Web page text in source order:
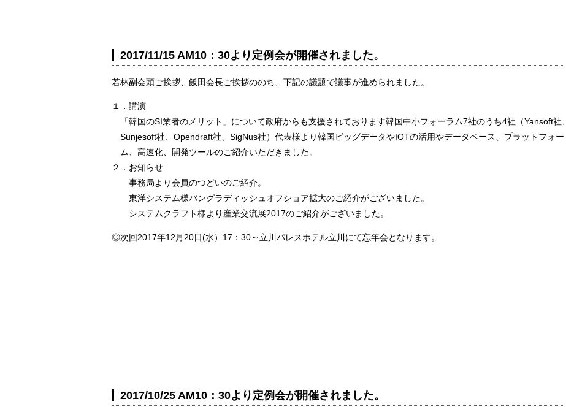
2017/11/15 AM10：30より定例会が開催されました。
若林副会頭ご挨拶、飯田会長ご挨拶ののち、下記の議題で議事が進められました。
１．講演
「韓国のSI業者のメリット」について政府からも支援されております韓国中小フォーラム7社のうち4社（Yansoft社、
Sunjesoft社、Opendraft社、SigNus社）代表様より韓国ビッグデータやIOTの活用やデータベース、プラットフォー
ム、高速化、開発ツールのご紹介いただきました。
２．お知らせ
事務局より会員のつどいのご紹介。
東洋システム様バングラディッシュオフショア拡大のご紹介がございました。
システムクラフト様より産業交流展2017のご紹介がございました。
◎次回2017年12月20日(水）17：30～立川パレスホテル立川にて忘年会となります。
2017/10/25 AM10：30より定例会が開催されました。